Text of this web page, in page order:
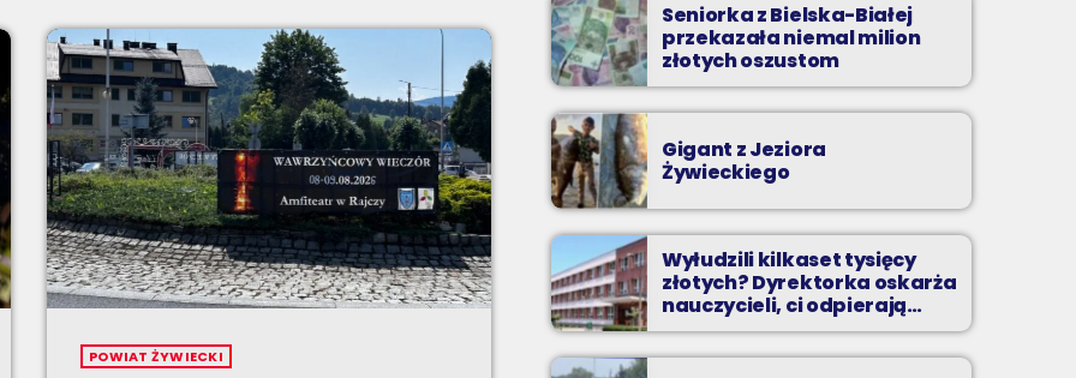
POWIAT ŻYWIECKI
Seniorka z Bielska-Białej
przekazała niemal milion
złotych oszustom
Gigant z Jeziora
Żywieckiego
Wyłudzili kilkaset tysięcy
złotych? Dyrektorka oskarża
nauczycieli, ci odpierają
zarzuty